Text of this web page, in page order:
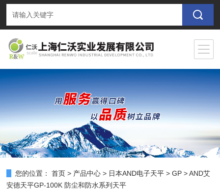
您的位置： 首页 > 产品中心 > 日本AND电子天平 >GP > AND艾
安德天平GP-100K 防尘和防水系列天平